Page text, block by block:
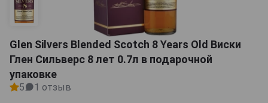
Glen Silvers Blended Scotch 8 Years Old Виски
Глен Сильверс 8 лет 0.7л в подарочной
упаковке
5 1 отзыв